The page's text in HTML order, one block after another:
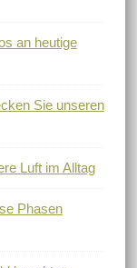
an heutige
Sie unseren
Luft im Alltag
Phasen